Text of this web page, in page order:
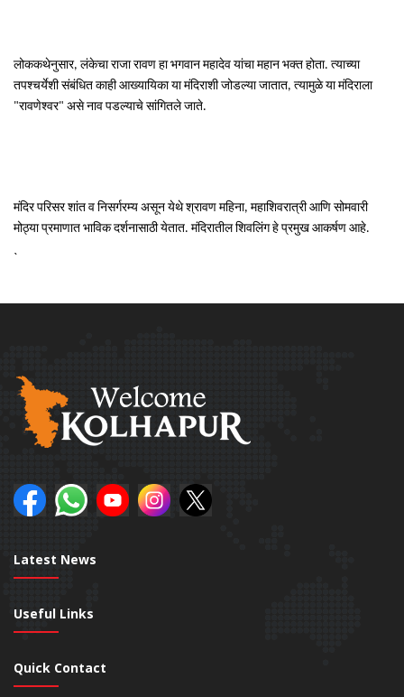
लोककथेनुसार, लंकेचा राजा रावण हा भगवान महादेव यांचा महान भक्त होता. त्याच्या
तपश्चर्येशी संबंधित काही आख्यायिका या मंदिराशी जोडल्या जातात, त्यामुळे या मंदिराला
"रावणेश्वर" असे नाव पडल्याचे सांगितले जाते.
मंदिर परिसर शांत व निसर्गरम्य असून येथे श्रावण महिना, महाशिवरात्री आणि सोमवारी
मोठ्या प्रमाणात भाविक दर्शनासाठी येतात. मंदिरातील शिवलिंग हे प्रमुख आकर्षण आहे.
`
Latest News
Useful Links
Quick Contact